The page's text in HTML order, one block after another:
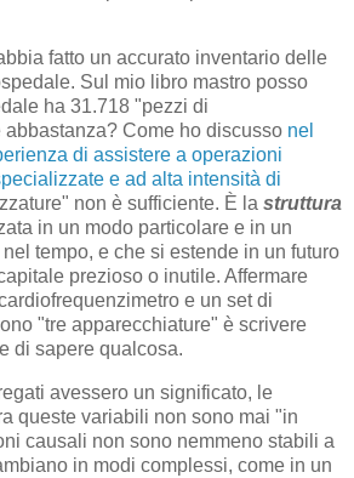
fatto un accurato inventario delle
Sul mio libro mastro posso
ha 31.718 "pezzi di
Come ho discusso nel
di assistere a operazioni
e ad alta intensità di
non è sufficiente. È la struttura
in un modo particolare e in un
tempo, e che si estende in un futuro
prezioso o inutile. Affermare
e un set di
"tre apparecchiature" è scrivere
di sapere qualcosa.
avessero un significato, le
queste variabili non sono mai "in
causali non sono nemmeno stabili a
in modi complessi, come in un